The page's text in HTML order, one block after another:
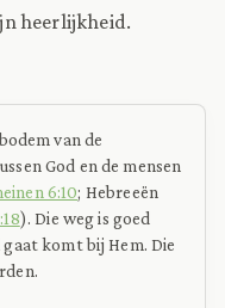
heerlijkheid.
van de
God en de mensen
6:10; Hebreeën
). Die weg is goed
komt bij Hem. Die